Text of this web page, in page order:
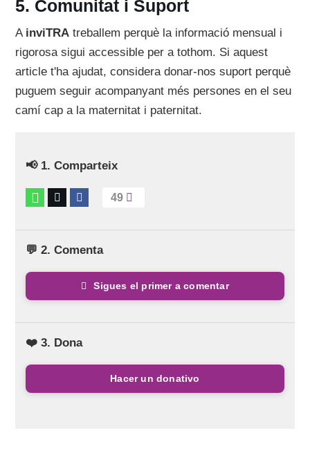
Comunitat i Suport
A inviTRA treballem perquè la informació mensual i
rigorosa sigui accessible per a tothom. Si aquest
article t'ha ajudat, considera donar-nos suport perquè
puguem seguir acompanyant més persones en el seu
camí cap a la maternitat i paternitat.
📢 1. Comparteix
49
💬 2. Comenta
Sigues el primer a comentar
❤️ 3. Dona
Hacer un donativo